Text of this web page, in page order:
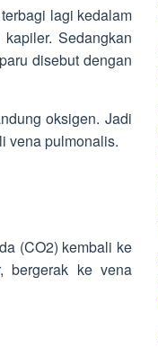
lagi kedalam
Sedangkan
disebut dengan
oksigen. Jadi
vena pulmonalis.
(CO2) kembali ke
bergerak ke vena